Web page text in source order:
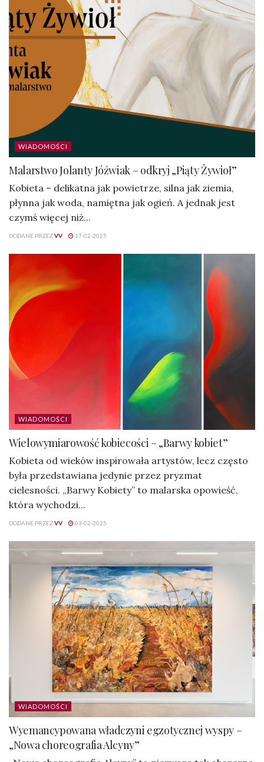
WIADOMOŚCI
Malarstwo Jolanty Jóźwiak – odkryj „Piąty Żywioł”
Kobieta – delikatna jak powietrze, silna jak ziemia,
płynna jak woda, namiętna jak ogień. A jednak jest
czymś więcej niż...
DODANE PRZEZVV 17-02-2025
WIADOMOŚCI
Wielowymiarowość kobiecości – „Barwy kobiet”
Kobieta od wieków inspirowała artystów, lecz często
była przedstawiana jedynie przez pryzmat
cielesności. „Barwy Kobiety” to malarska opowieść,
która wychodzi...
DODANE PRZEZVV 03-02-2025
WIADOMOŚCI
Wyemancypowana władczyni egzotycznej wyspy –
„Nowa choreografia Alcyny”